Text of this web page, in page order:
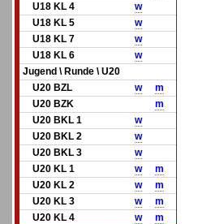
U18 KL 4
w
U18 KL 5
w
U18 KL 7
w
U18 KL 6
w
Jugend \ Runde \ U20
U20 BZL
w
m
U20 BZK
m
U20 BKL 1
w
U20 BKL 2
w
U20 BKL 3
w
U20 KL 1
w
m
U20 KL 2
w
m
U20 KL 3
w
m
U20 KL 4
w
m